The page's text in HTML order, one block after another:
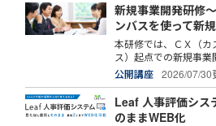
新規事業開発研修
ンバスを使って新
本研修では、ＣＸ（カ
ス）起点での新規事業
公開講座
2026/07/30
Leaf 人事評価シス
のままWEB化